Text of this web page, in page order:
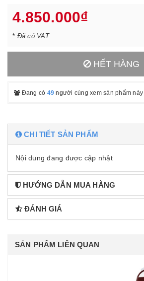
4.850.000₫
* Đã có VAT
HẾT HÀNG
Đang có 49 người cùng xem sản phẩm này
CHI TIẾT SẢN PHẨM
Nội dung đang được cập nhật
HƯỚNG DẪN MUA HÀNG
ĐÁNH GIÁ
SẢN PHẨM LIÊN QUAN